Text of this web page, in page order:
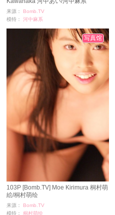
来源：
Bomb.TV
模特：
河中麻系
103P [Bomb.TV] Moe Kirimura 桐村萌
絵/桐村萌绘
来源：
Bomb.TV
模特：
桐村萌绘
写真馆